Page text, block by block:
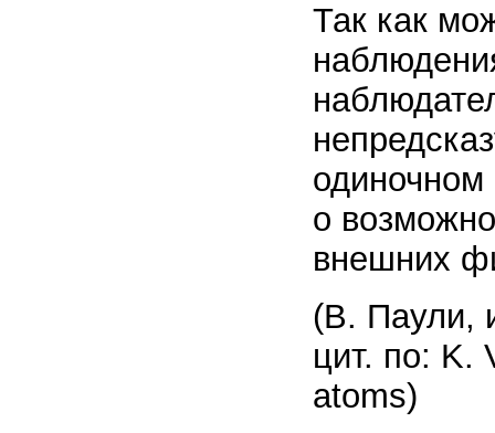
Так как
о
внешних
(В. Паули,
цит. по: K.
atoms)